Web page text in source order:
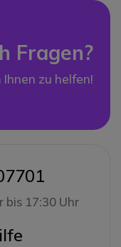
Fragen?
zu helfen!
bis 17:30 Uhr